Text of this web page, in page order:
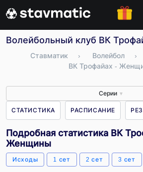
Волейбольный клуб ВК
Ставматик › Волейбол ›
ВК Трофайах -
Серии ▼
СТАТИСТИКА РАСПИСАНИЕ
Подробная статистика ВК
Женщины
Исходы 1 сет 2 сет 3 сет